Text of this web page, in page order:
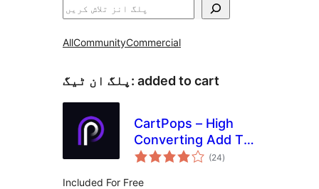
تلاش
AllCommunityCommercial
پلگ ان ٹیگ: added to cart
CartPops – High
Converting Add To
Cart Popup For
(24مجموعی
درجہ
)
Included For Free